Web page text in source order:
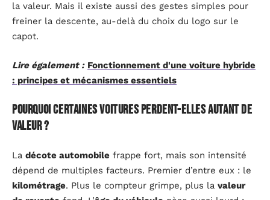
la valeur. Mais il existe aussi des gestes simples pour
freiner la descente, au-delà du choix du logo sur le
capot.
Lire également : Fonctionnement d'une voiture hybride
: principes et mécanismes essentiels
Pourquoi certaines voitures perdent-elles autant de
valeur ?
La décote automobile frappe fort, mais son intensité
dépend de multiples facteurs. Premier d’entre eux : le
kilométrage. Plus le compteur grimpe, plus la valeur